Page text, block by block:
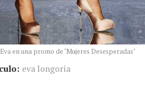
Eva en una promo de ‘Mujeres Desesperadas’
eva longoria